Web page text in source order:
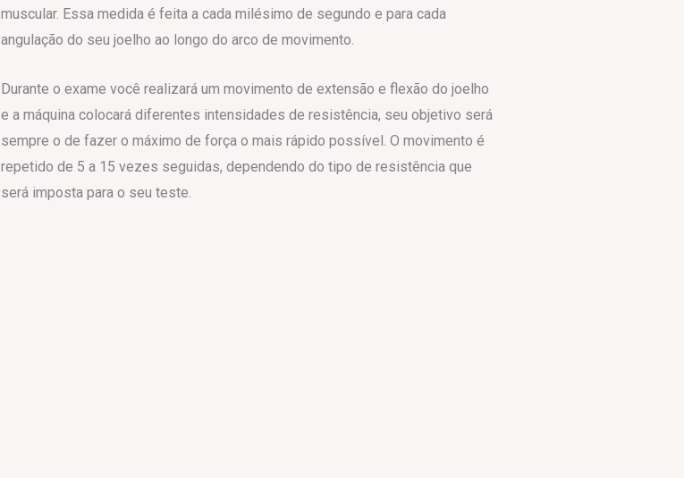
muscular. Essa medida é feita a cada milésimo de segundo e para cada
angulação do seu joelho ao longo do arco de movimento.
Durante o exame você realizará um movimento de extensão e flexão do joelho
e a máquina colocará diferentes intensidades de resistência, seu objetivo será
sempre o de fazer o máximo de força o mais rápido possível. O movimento é
repetido de 5 a 15 vezes seguidas, dependendo do tipo de resistência que
será imposta para o seu teste.